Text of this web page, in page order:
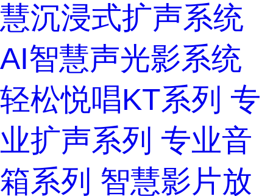
慧沉浸式扩声系统
AI智慧声光影系统
轻松悦唱KT系列 专
业扩声系列 专业音
箱系列 智慧影片放